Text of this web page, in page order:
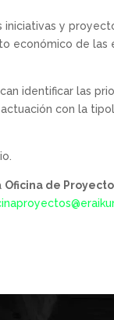
iniciativas y
económico de las
identificar las
con la
Oficina de